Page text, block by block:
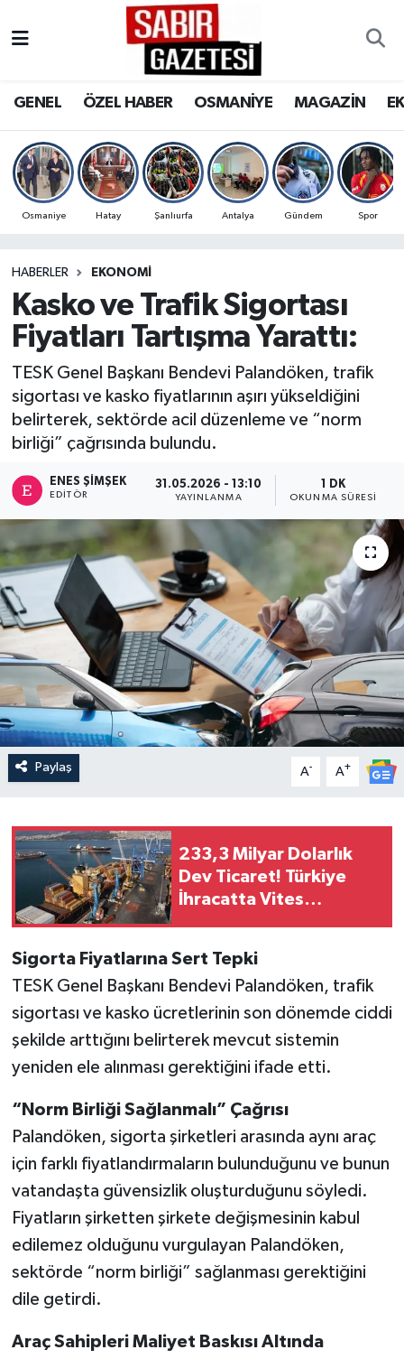
GENEL ÖZEL HABER OSMANİYE MAGAZİN
Osmaniye Hatay Şanlıurfa Antalya Gündem Spor
HABERLER EKONOMI
Kasko ve Trafik Sigortası
Fiyatları Tartışma Yarattı:
TESK Genel Başkanı Bendevi Palandöken, trafik
sigortası ve kasko fiyatlarının aşırı yükseldiğini
belirterek, sektörde acil düzenleme ve “norm
birliği” çağrısında bulundu.
ENES ŞIMŞEK
EDITÖR
31.05.2026 - 13:10
YAYINLANMA
1 DK
OKUNMA SÜRESI
Paylaş A- A+
233,3 Milyar Dolarlık
Dev Ticaret! Türkiye
İhracatta Vites
Sigorta Fiyatlarına Sert Tepki
TESK Genel Başkanı Bendevi Palandöken, trafik
sigortası ve kasko ücretlerinin son dönemde ciddi
şekilde arttığını belirterek mevcut sistemin
yeniden ele alınması gerektiğini ifade etti.
“Norm Birliği Sağlanmalı” Çağrısı
Palandöken, sigorta şirketleri arasında aynı araç
için farklı fiyatlandırmaların bulunduğunu ve bunun
vatandaşta güvensizlik oluşturduğunu söyledi.
Fiyatların şirketten şirkete değişmesinin kabul
edilemez olduğunu vurgulayan Palandöken,
sektörde “norm birliği” sağlanması gerektiğini
dile getirdi.
Araç Sahipleri Maliyet Baskısı Altında
OSMANİYE
MAGAZİN
SPOR
RESMİ İLANLAR
Osmaniye Nöbetçi Eczaneler
Osmaniye Trafik Yoğunluk Haritası
Süper Lig Puan Durumu ve Fikstür
Son Dakika Haberleri
Haber Arşivi